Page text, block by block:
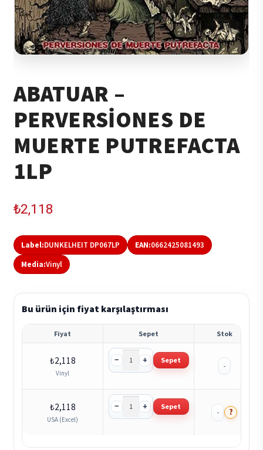
ABATUAR –
PERVERSIONES DE
MUERTE PUTREFACTA
1LP
₺2,118
Label:DUNKELHEIT DP067LP EAN:0662425081493
Media:Vinyl
Bu ürün için fiyat karşılaştırması
Fiyat Sepet Stok
₺2,118
Vinyl
− + Sepet
-
₺2,118
USA (Excel)
− + Sepet
- ?